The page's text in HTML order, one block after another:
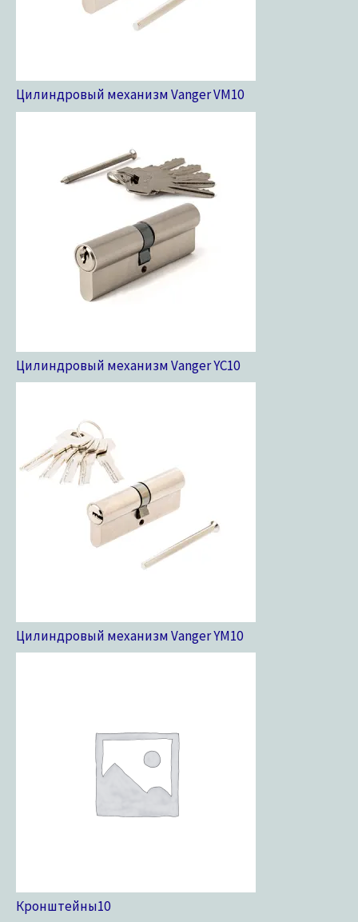
Цилиндровый механизм Vanger VM10
Цилиндровый механизм Vanger YC10
Цилиндровый механизм Vanger YM10
Кронштейны10